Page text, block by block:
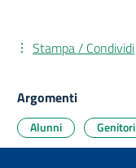
Stampa / Condividi
Argomenti
Alunni Genitori